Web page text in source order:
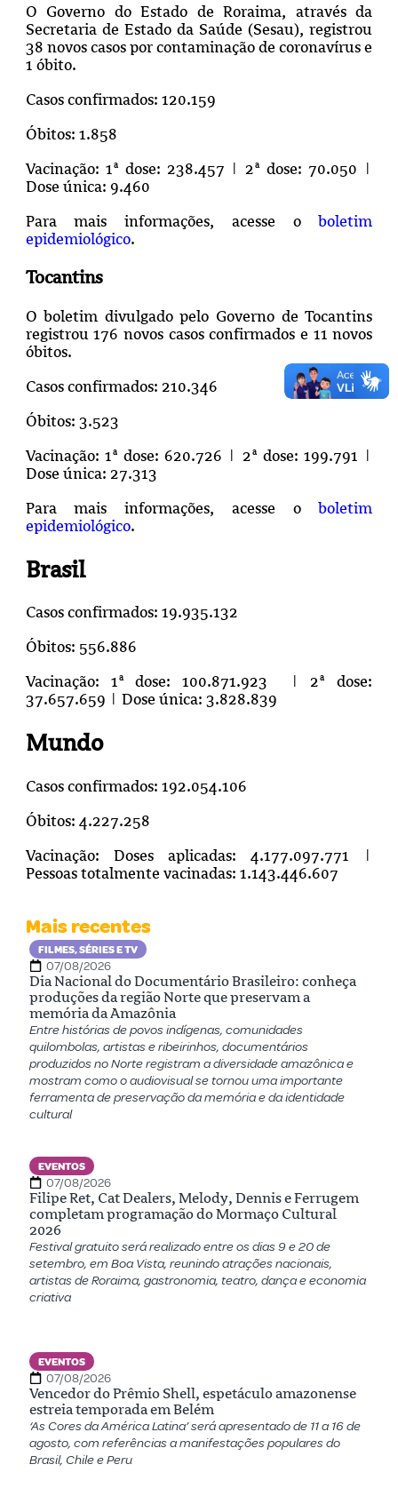
O Governo do Estado de Roraima, através da
Secretaria de Estado da Saúde (Sesau), registrou
38 novos casos por contaminação de coronavírus e
1 óbito.
Casos confirmados: 120.159
Óbitos: 1.858
Vacinação: 1ª dose: 238.457 | 2ª dose: 70.050 |
Dose única: 9.460
Para mais informações, acesse oboletim
epidemiológico.
Tocantins
O boletim divulgado pelo Governo de Tocantins
registrou 176 novos casos confirmados e 11 novos
óbitos.
Casos confirmados: 210.346
Óbitos: 3.523
Vacinação: 1ª dose: 620.726 | 2ª dose: 199.791 |
Dose única: 27.313
Para mais informações, acesse oboletim
epidemiológico.
Brasil
Casos confirmados: 19.935.132
Óbitos: 556.886
Vacinação: 1ª dose:100.871.923
| 2ª dose:
37.657.659 | Dose única: 3.828.839
Mundo
Casos confirmados: 192.054.106
Óbitos: 4.227.258
Vacinação: Doses aplicadas: 4.177.097.771 |
Pessoas totalmente vacinadas: 1.143.446.607
Mais recentes
FILMES, SÉRIES E TV
07/08/2026
Dia Nacional do Documentário Brasileiro: conheça
produções da região Norte que preservam a
memória da Amazônia
Entre histórias de povos indígenas, comunidades
quilombolas, artistas e ribeirinhos, documentários
produzidos no Norte registram a diversidade amazônica e
mostram como o audiovisual se tornou uma importante
ferramenta de preservação da memória e da identidade
cultural
EVENTOS
07/08/2026
Filipe Ret, Cat Dealers, Melody, Dennis e Ferrugem
completam programação do Mormaço Cultural
2026
Festival gratuito será realizado entre os dias 9 e 20 de
setembro, em Boa Vista, reunindo atrações nacionais,
artistas de Roraima, gastronomia, teatro, dança e economia
criativa
EVENTOS
07/08/2026
Vencedor do Prêmio Shell, espetáculo amazonense
estreia temporada em Belém
‘As Cores da América Latina’ será apresentado de 11 a 16 de
agosto, com referências a manifestações populares do
Brasil, Chile e Peru